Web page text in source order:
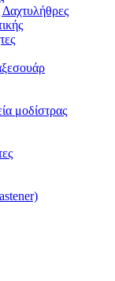
μοδίστρας